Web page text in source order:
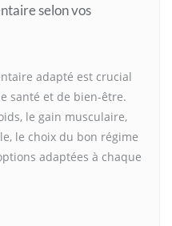
selon vos
adapté est crucial
santé et de bien-être.
le gain musculaire,
le choix du bon régime
adaptées à chaque